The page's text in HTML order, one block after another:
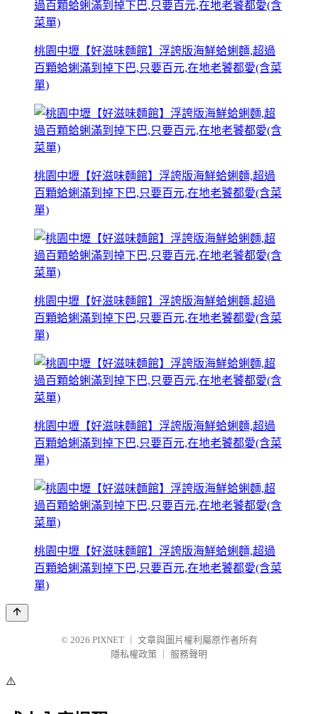
桃園中壢【好滋味麵館】浮誇版海鮮蛤蜊麵,超過
百顆蛤蜊滿到掉下巴,只要百元,在地老饕都愛(含菜
單)
桃園中壢【好滋味麵館】浮誇版海鮮蛤蜊麵,超過
百顆蛤蜊滿到掉下巴,只要百元,在地老饕都愛(含菜
單)
桃園中壢【好滋味麵館】浮誇版海鮮蛤蜊麵,超過
百顆蛤蜊滿到掉下巴,只要百元,在地老饕都愛(含菜
單)
桃園中壢【好滋味麵館】浮誇版海鮮蛤蜊麵,超過
百顆蛤蜊滿到掉下巴,只要百元,在地老饕都愛(含菜
單)
桃園中壢【好滋味麵館】浮誇版海鮮蛤蜊麵,超過
百顆蛤蜊滿到掉下巴,只要百元,在地老饕都愛(含菜
單)
© 2026 PIXNET
文章與圖片權利屬原作者所有
隱私權政策
服務聲明
⚠️